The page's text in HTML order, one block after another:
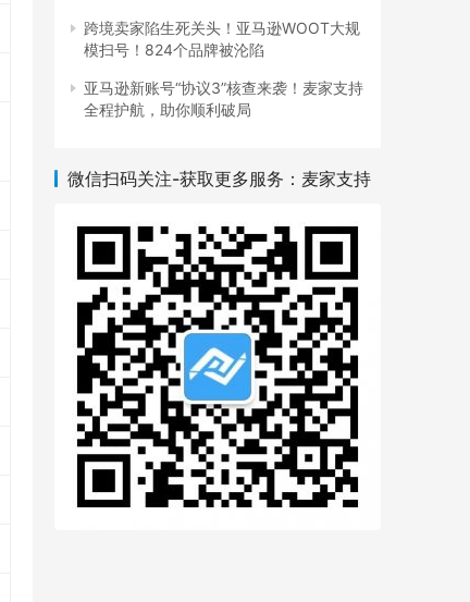
跨境卖家陷生死关头！亚马逊WOOT大规
模扫号！824个品牌被沦陷
亚马逊新账号“协议3”核查来袭！麦家支持
全程护航，助你顺利破局
微信扫码关注-获取更多服务：麦家支持